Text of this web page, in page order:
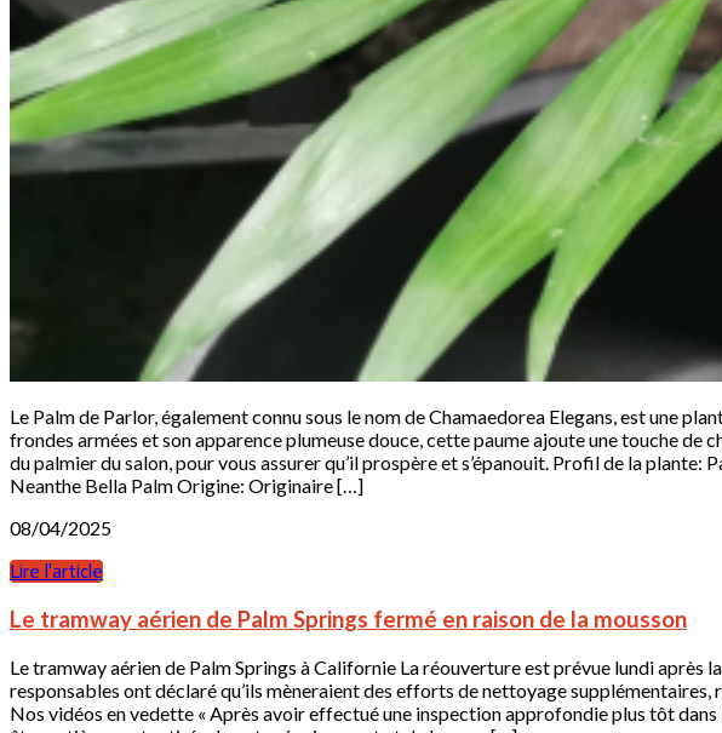
Le Palm de Parlor, également connu sous le nom de Chamaedorea Elegans, est une
frondes armées et son apparence plumeuse douce, cette paume ajoute une touche de
du palmier du salon, pour vous assurer qu’il prospère et s’épanouit. Profil de la
Neanthe Bella Palm Origine: Originaire […]
08/04/2025
Lire l'article
Le tramway aérien de Palm Springs fermé en raison de la mousson
Le tramway aérien de Palm Springs à Californie La réouverture est prévue lundi
responsables ont déclaré qu’ils mèneraient des efforts de nettoyage
Nos vidéos en vedette « Après avoir effectué une inspection approfondie plus tôt